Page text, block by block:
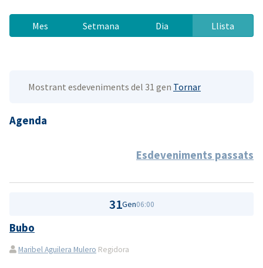
Mes Setmana Dia Llista
Mostrant esdeveniments del 31 gen Tornar
Agenda
Esdeveniments passats
31Gen06:00
Bubo
Maribel Aguilera Mulero Regidora